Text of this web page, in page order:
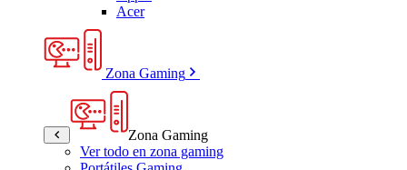
Acer
Zona Gaming
Zona Gaming
Ver todo en zona gaming